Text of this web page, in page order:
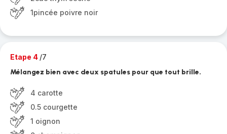
1pincée poivre noir
Etape 4 /7
Mélangez bien avec deux spatules pour que tout brille.
4 carotte
0.5 courgette
1 oignon